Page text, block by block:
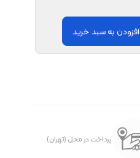
افزودن به سبد خرید
پرداخت در محل (تهران)